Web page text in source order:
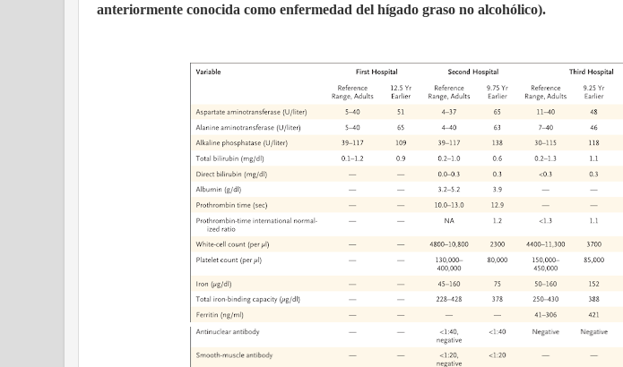
anteriormente conocida como enfermedad del hígado graso no alcohólico).